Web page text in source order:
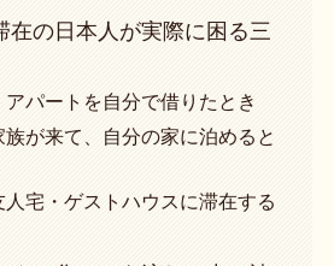
在の日本人が実際に困る三
アパートを自分で借りたとき
族が来て、自分の家に泊めると
人宅・ゲストハウスに滞在する